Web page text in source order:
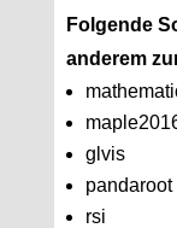
Folgende
anderem
glvis
pandaroot
rsi